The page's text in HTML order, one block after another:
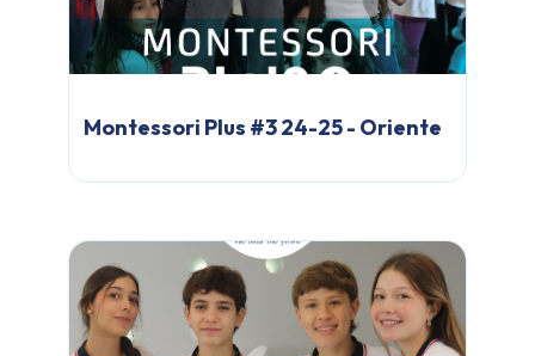
Montessori Plus #3 24-25 - Oriente